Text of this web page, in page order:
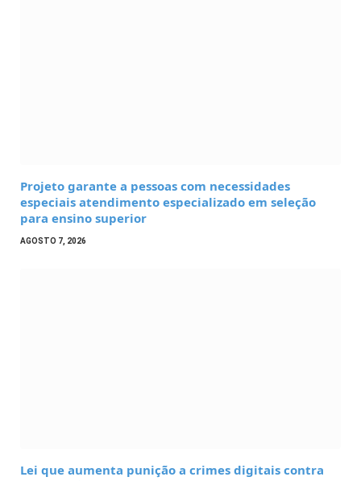
Projeto garante a pessoas com necessidades
especiais atendimento especializado em seleção
para ensino superior
AGOSTO 7, 2026
Lei que aumenta punição a crimes digitais contra